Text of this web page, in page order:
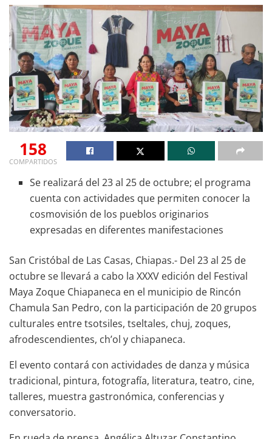
158
COMPARTIDOS
Se realizará del 23 al 25 de octubre; el programa
cuenta con actividades que permiten conocer la
cosmovisión de los pueblos originarios
expresadas en diferentes manifestaciones
San Cristóbal de Las Casas, Chiapas.- Del 23 al 25 de
octubre se llevará a cabo la XXXV edición del Festival
Maya Zoque Chiapaneca en el municipio de Rincón
Chamula San Pedro, con la participación de 20 grupos
culturales entre tsotsiles, tseltales, chuj, zoques,
afrodescendientes, ch’ol y chiapaneca.
El evento contará con actividades de danza y música
tradicional, pintura, fotografía, literatura, teatro, cine,
talleres, muestra gastronómica, conferencias y
conversatorio.